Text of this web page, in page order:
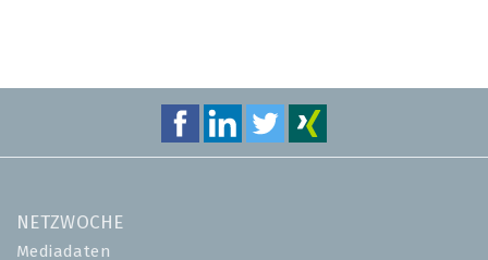
NETZWOCHE
Mediadaten